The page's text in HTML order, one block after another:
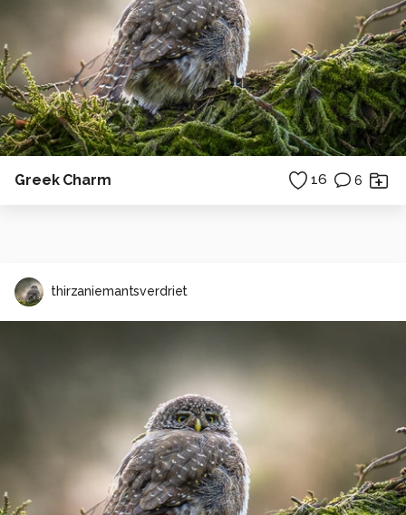
Greek Charm 16 6
thirzaniemantsverdriet